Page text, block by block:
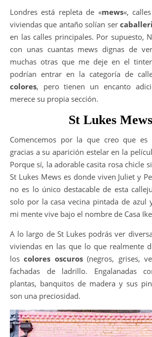
Londres está repleta de «mews«,
viviendas que antaño solían ser
en las calles principales. Por supuesto,
con unas cuantas mews dignas de
muchas otras que me deje en el
podrían entrar en la categoría de
colores, pero tienen un encanto
merece su propia sección.
St Lukes Mews
Comencemos por la que creo que es
gracias a su aparición estelar en la
Porque sí, la adorable casita rosa chicle
St Lukes Mews es donde viven Juliet y
no es lo único destacable de esta
solo por la casa vecina pintada de azul
mi mente vive bajo el nombre de Casa
A lo largo de St Lukes podrás ver
viviendas en las que lo que realmente
loscolores oscuros(negros, grises,
fachadas de ladrillo. Engalanadas
plantas, banquitos de madera y sus
son una preciosidad.